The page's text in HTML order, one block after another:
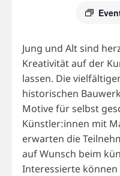
Jung und Alt sind
Kreativität auf der
lassen. Die
historischen
Motive für selbst
Künstler:innen mit
erwarten die
auf Wunsch beim
Interessierte